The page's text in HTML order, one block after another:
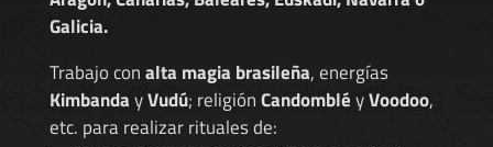
Galicia.
Trabajo conalta magia brasileña, energías
KimbandayVudú; religiónCandombléyVoodoo,
etc. para realizar rituales de: